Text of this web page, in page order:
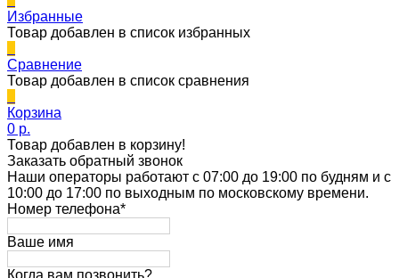
Избранные
Товар добавлен в список избранных
Сравнение
Товар добавлен в список сравнения
Корзина
0 p.
Товар добавлен в корзину!
Заказать обратный звонок
Наши операторы работают с 07:00 до 19:00 по будням и с
10:00 до 17:00 по выходным по московскому времени.
Номер телефона*
Ваше имя
Когда вам позвонить?